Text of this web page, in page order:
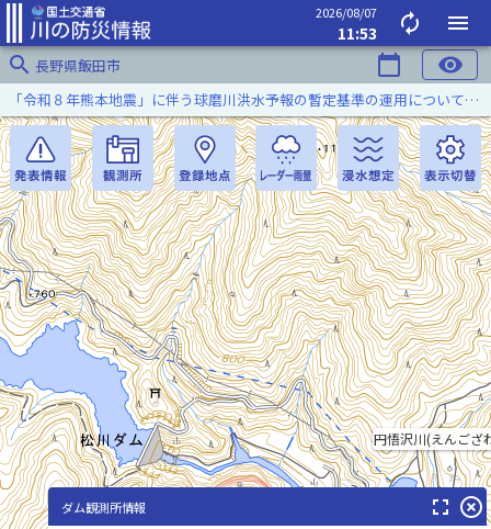
2026/08/07
11:53 autorenew
menu
search 長野県飯田市 calendar_today visibility
円悟沢川(えんござ
「令和８年熊本地震」に伴う球磨川洪水予報の暫定基準の運用について（令和８年８月５日）
ダム観測所情報 fullscreen highlight_off